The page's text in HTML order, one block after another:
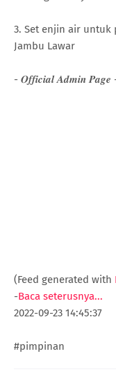
3. Set enjin air untuk
Jambu Lawar
- 𝑶𝒇𝒇𝒊𝒄𝒊𝒂𝒍 𝑨𝒅𝒎𝒊𝒏 𝑷𝒂𝒈𝒆
(Feed generated with
-Baca seterusnya...
2022-09-23 14:45:37
#pimpinan